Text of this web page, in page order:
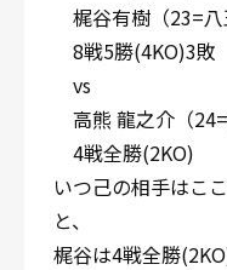
梶谷有樹（23=八
8戦5勝(4KO)3敗
vs
高熊 龍之介（24=
4戦全勝(2KO)
いつ己の相手はこ
と、
梶谷は4戦全勝